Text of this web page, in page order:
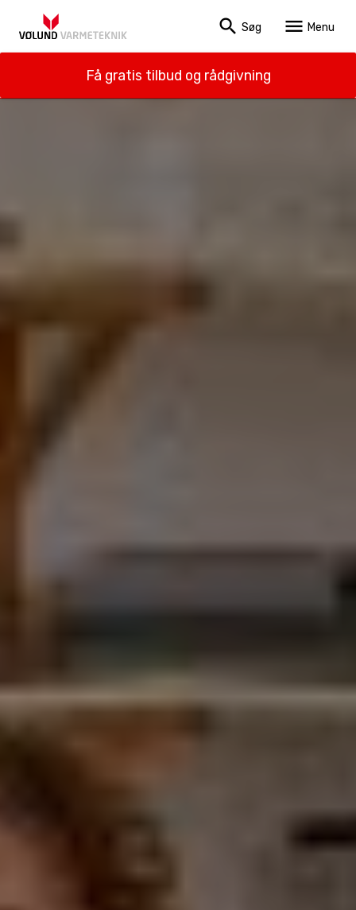
search Søg menu Menu
Få gratis tilbud og rådgivning